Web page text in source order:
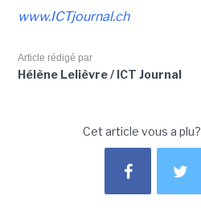
www.ICTjournal.ch
Article rédigé par
Hélène Lelièvre / ICT Journal
Cet article vous a plu?